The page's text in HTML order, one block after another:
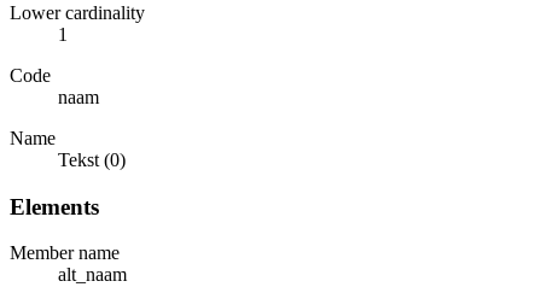
Lower cardinality
1
Code
naam
Name
Tekst (0)
Elements
Member name
alt_naam